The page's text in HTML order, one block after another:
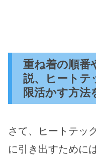
重ね着の順番
説、ヒートテ
限活かす方法
さて、ヒートテッ
に引き出すために